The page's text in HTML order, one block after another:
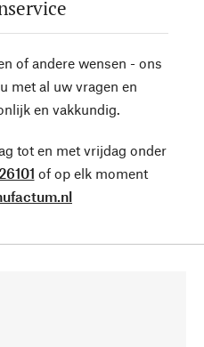
of andere wensen - ons
met al uw vragen en
en vakkundig.
tot en met vrijdag onder
of op elk moment